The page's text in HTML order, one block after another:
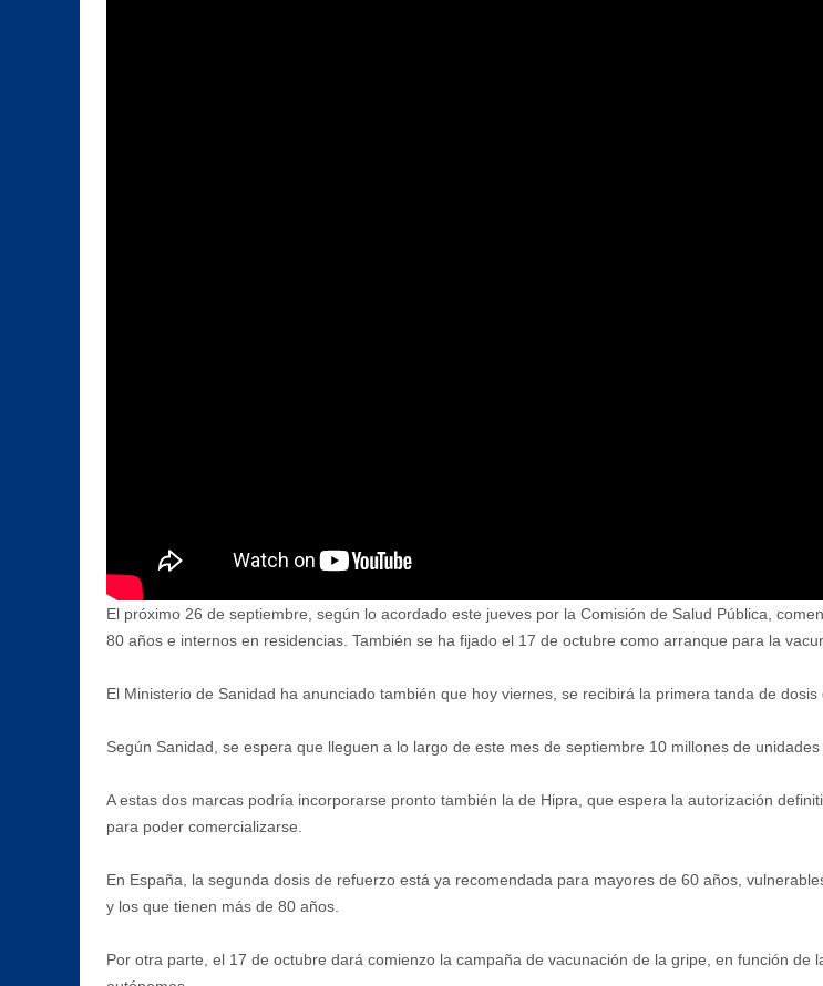
El próximo 26 de septiembre, según lo acordado este jueves por la Comisión de Salud Pública,
80 años e internos en residencias. También se ha fijado el 17 de octubre como arranque para la
El Ministerio de Sanidad ha anunciado también que hoy viernes, se recibirá la primera tanda de
Según Sanidad, se espera que lleguen a lo largo de este mes de septiembre 10 millones de
A estas dos marcas podría incorporarse pronto también la de Hipra, que espera la autorización
para poder comercializarse.
En España, la segunda dosis de refuerzo está ya recomendada para mayores de 60 años,
y los que tienen más de 80 años.
Por otra parte, el 17 de octubre dará comienzo la campaña de vacunación de la gripe, en función